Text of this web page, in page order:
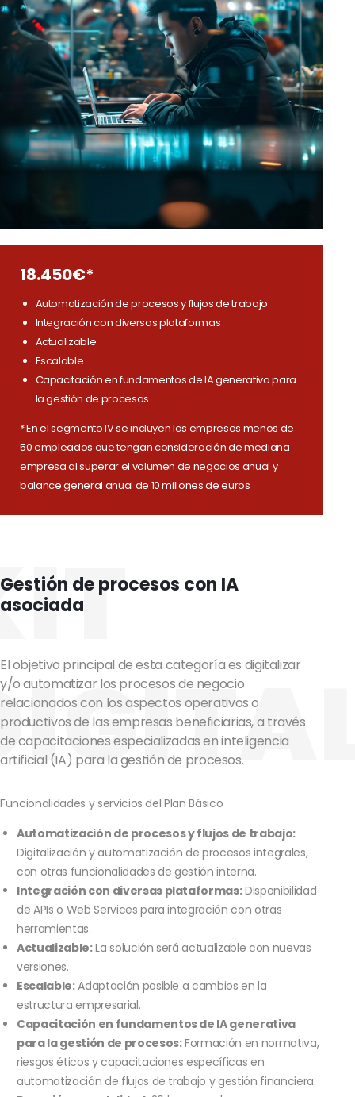
18.450€*
Automatización de procesos y flujos de trabajo
Integración con diversas plataformas
Actualizable
Escalable
Capacitación en fundamentos de IA generativa para
la gestión de procesos
* En el segmento IV se incluyen las empresas menos de
50 empleados que tengan consideración de mediana
empresa al superar el volumen de negocios anual y
balance general anual de 10 millones de euros
Gestión de procesos con IA
asociada
El objetivo principal de esta categoría es digitalizar
y/o automatizar los procesos de negocio
relacionados con los aspectos operativos o
productivos de las empresas beneficiarias, a través
de capacitaciones especializadas en inteligencia
artificial (IA) para la gestión de procesos.
Funcionalidades y servicios del Plan Básico
Automatización de procesos y flujos de trabajo:
Digitalización y automatización de procesos integrales,
con otras funcionalidades de gestión interna.
Integración con diversas plataformas:Disponibilidad
de APIs o Web Services para integración con otras
herramientas.
Actualizable:La solución será actualizable con nuevas
versiones.
Escalable:Adaptación posible a cambios en la
estructura empresarial.
Capacitación en fundamentos de IA generativa
para la gestión de procesos:Formación en normativa,
riesgos éticos y capacitaciones específicas en
automatización de flujos de trabajo y gestión financiera.